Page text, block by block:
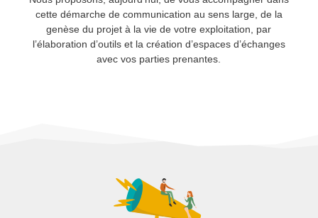
cette démarche de communication au sens large, de la
genèse du projet à la vie de votre exploitation, par
l’élaboration d’outils et la création d’espaces d’échanges
avec vos parties prenantes.